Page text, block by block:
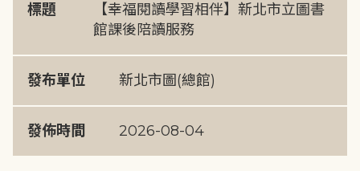
標題
【幸福閱讀學習相伴】新北市立圖書
館課後陪讀服務
發布單位 新北市圖(總館)
發佈時間 2026-08-04